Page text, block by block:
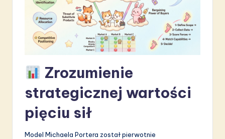
w
Zrozumienie
strategicznej wartości
pięciu sił
Model Michaela Portera został pierwotnie